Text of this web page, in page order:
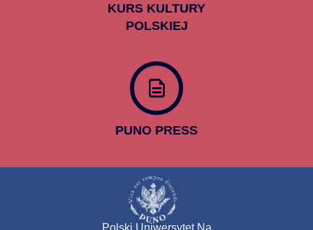
KURS KULTURY
POLSKIEJ
PUNO PRESS
Polski Uniwersytet Na